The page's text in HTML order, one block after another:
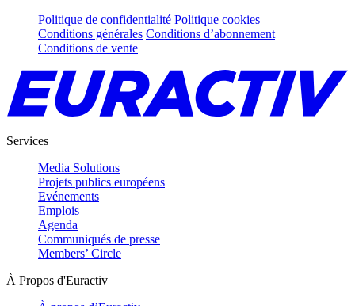
Politique de confidentialité Politique cookies
Conditions générales Conditions d’abonnement
Conditions de vente
Services
Media Solutions
Projets publics européens
Evénements
Emplois
Agenda
Communiqués de presse
Members’ Circle
À Propos d'Euractiv